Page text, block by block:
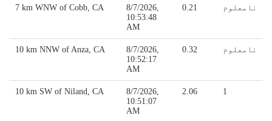
7 km WNW of Cobb, CA
8/7/2026,
10:53:48
AM
0.21 نامعلوم
10 km NNW of Anza, CA
8/7/2026,
10:52:17
AM
0.32 نامعلوم
10 km SW of Niland, CA
8/7/2026,
10:51:07
AM
2.06 1